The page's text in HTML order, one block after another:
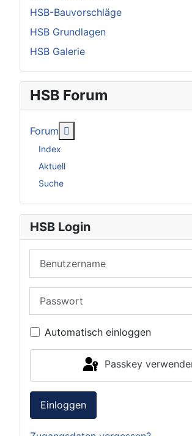
HSB-Bauvorschläge
HSB Grundlagen
HSB Galerie
HSB Forum
Forum
Index
Aktuell
Suche
HSB Login
Automatisch einloggen
Passkey
Einloggen